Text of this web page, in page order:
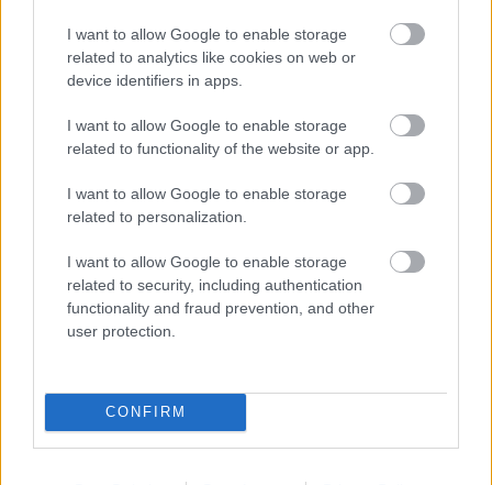
I want to allow Google to enable storage
related to analytics like cookies on web or
device identifiers in apps.
I want to allow Google to enable storage
related to functionality of the website or app.
I want to allow Google to enable storage
related to personalization.
I want to allow Google to enable storage
related to security, including authentication
functionality and fraud prevention, and other
user protection.
CONFIRM
faszságról és nem az írást el sem olvasva - filmet
meg sem nézve, csak a téma alapján benyögött
kopipészt közhelyekről. És ha ez ennyire nem megy,
foglalkozzak vele vagy hogy egyáltalán platformot
kapjon itt...
9 éve
"És elsősorban ezért beszélhetünk különösen is
fontos filmről: A számolás joga egy olyan korban áll
szabadságjogok korlátozását látják egyre többen
megoldásnak, a szabályok szerint játszó stréberség
helyett pedig a forrófejű rombolás nyer teret"